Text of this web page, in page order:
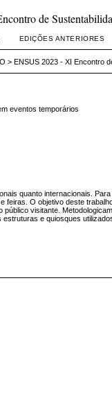
de
EDIÇÕES ANTERIORES
> ENSUS 2023 - XI Encontro
eventos temporários
quanto internacionais.
O objetivo deste
visitante.
e quiosques